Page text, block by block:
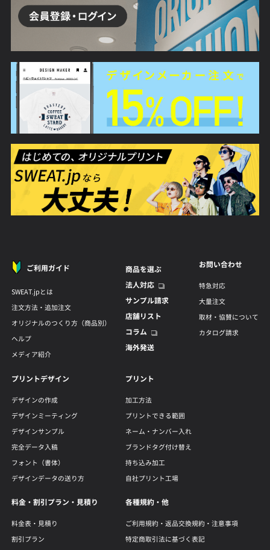
ご利用ガイド
SWEAT.jpとは
注文方法・追加注文
オリジナルのつくり方（商品別）
ヘルプ
メディア紹介
商品を選ぶ
法人対応
サンプル請求
店舗リスト
コラム
海外発送
お問い合わせ
特急対応
大量注文
取材・協賛について
カタログ請求
プリントデザイン
デザインの作成
デザインミーティング
デザインサンプル
完全データ入稿
フォント（書体）
デザインデータの送り方
プリント
加工方法
プリントできる範囲
ネーム・ナンバー入れ
ブランドタグ付け替え
持ち込み加工
自社プリント工場
料金・割引プラン・見積り
料金表・見積り
割引プラン
各種規約・他
ご利用規約・返品交換規約・注意事項
特定商取引法に基づく表記